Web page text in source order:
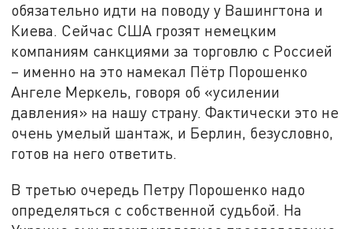
обязательно идти на поводу у Вашингтона и
Киева. Сейчас США грозят немецким
компаниям санкциями за торговлю с Россией
– именно на это намекал Пётр Порошенко
Ангеле Меркель, говоря об «усилении
давления» на нашу страну. Фактически это не
очень умелый шантаж, и Берлин, безусловно,
готов на него ответить.
В третью очередь Петру Порошенко надо
определяться с собственной судьбой. На